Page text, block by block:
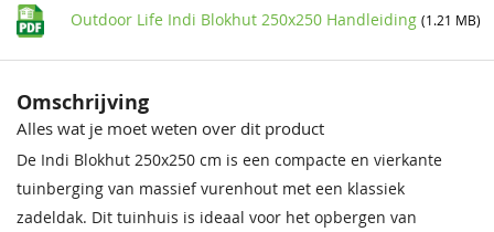
Houtsoort Onbehandeld vurenhout
Incl. overkapping Zonder overkapping
Incl. berging Met berging
Afmeting (LxB) 250x250 cm
Outdoor Life Indi Blokhut 250x250 Handleiding (1.21 MB)
Omschrijving
Alles wat je moet weten over dit product
De Indi Blokhut 250x250 cm is een compacte en vierkante
tuinberging van massief vurenhout met een klassiek
zadeldak. Dit tuinhuis is ideaal voor het opbergen van